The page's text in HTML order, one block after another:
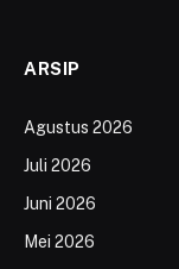
ARSIP
Agustus 2026
Juli 2026
Juni 2026
Mei 2026